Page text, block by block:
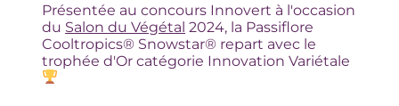
Présentée au concours Innovert à l'occasion
du Salon du Végétal 2024, la Passiflore
Cooltropics® Snowstar® repart avec le
trophée d'Or catégorie Innovation Variétale